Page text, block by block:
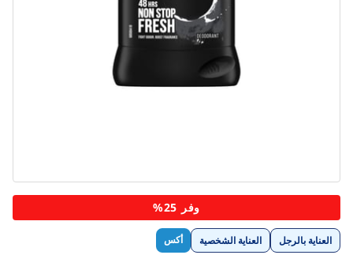
العناية بالرجل العناية الشخصية أكس
تخطي
إلى
بداية
معرض
وفر 25%